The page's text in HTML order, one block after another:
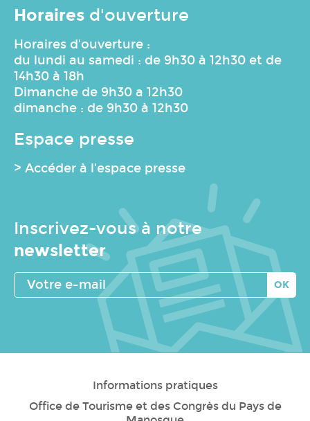
Horaires d'ouverture
Horaires d'ouverture :
du lundi au samedi : de 9h30 à 12h30 et de
14h30 à 18h
Dimanche de 9h30 a 12h30
dimanche : de 9h30 à 12h30
Espace presse
> Accéder à l'espace presse
Inscrivez-vous à notre
newsletter
Votre
e-
Informations pratiques
Office de Tourisme et des Congrès du Pays de